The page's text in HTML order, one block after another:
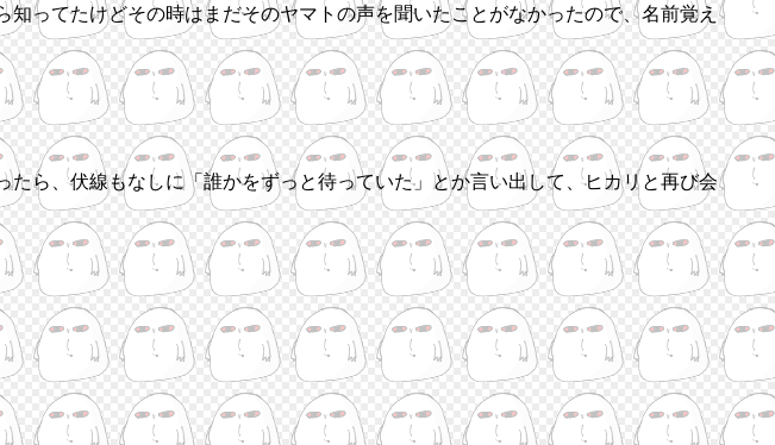
ってたけどその時はまだそのヤマトの声を聞いたことがなかったので、名前覚え
ら、伏線もなしに「誰かをずっと待っていた」とか言い出して、ヒカリと再び会